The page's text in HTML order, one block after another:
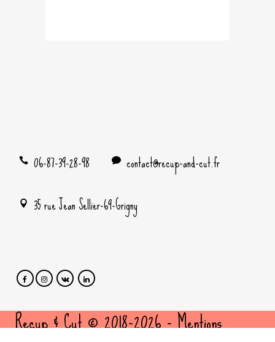
06-87-39-28-98
contact@recup-and-cut.fr
35 rue Jean Sellier-69-Grigny
Recup & Cut © 2018-2026 -Mentions